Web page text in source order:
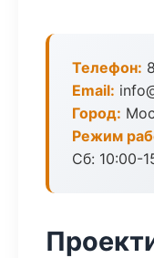
Телефон:
Email:
Город:
Режим
Сб: 10:00-